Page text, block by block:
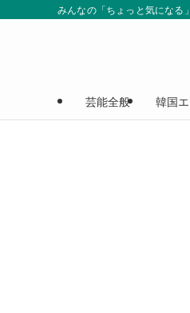
みんなの「ちょっと気になる
芸能全般 韓国